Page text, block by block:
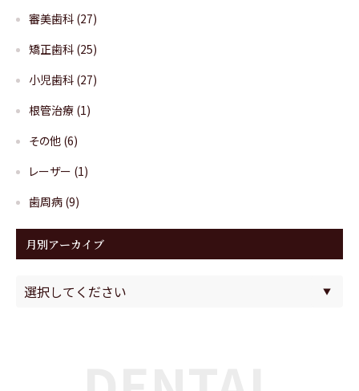
審美歯科 (27)
矯正歯科 (25)
小児歯科 (27)
根管治療 (1)
その他 (6)
レーザー (1)
歯周病 (9)
月別アーカイブ